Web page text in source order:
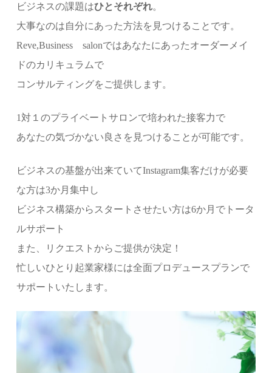
ビジネスの課題はひとそれぞれ。
大事なのは自分にあった方法を見つけることです。
Reve,Business salonではあなたにあったオーダーメイ
ドのカリキュラムで
コンサルティングをご提供します。
1対１のプライベートサロンで培われた接客力で
あなたの気づかない良さを見つけることが可能です。
ビジネスの基盤が出来ていてInstagram集客だけが必要
な方は3か月集中し
ビジネス構築からスタートさせたい方は6か月でトータ
ルサポート
また、リクエストからご提供が決定！
忙しいひとり起業家様には全面プロデュースプランで
サポートいたします。